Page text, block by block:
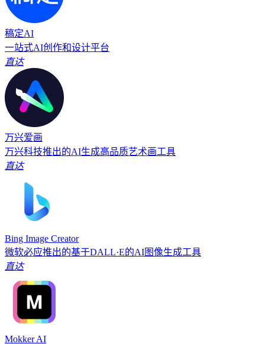
稿定AI
一站式AI创作和设计平台
直达
万兴爱画
万兴科技推出的AI生成高品质艺术画工具
直达
Bing Image Creator
微软必应推出的基于DALL·E的AI图像生成工具
直达
Mokker AI